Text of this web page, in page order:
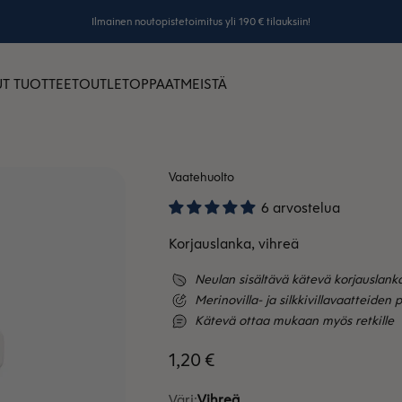
Ilmainen noutopistetoimitus yli 190 € tilauksiin!
TUOTTEETOUTLETOPPAATMEISTÄ
Vaatehuolto
6 arvostelua
Korjauslanka, vihreä
Neulan sisältävä kätevä
Merinovilla- ja silkkivillavaatteiden
Kätevä ottaa mukaan myös retkille
Alennushinta
1,20 €